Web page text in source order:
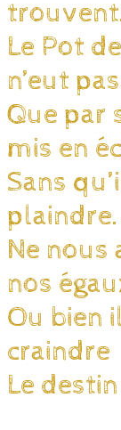
Le Pot
n’eut
Que par
mis en
Sans
plaindre.
Ne nous
nos
Ou bien
craindre
Le